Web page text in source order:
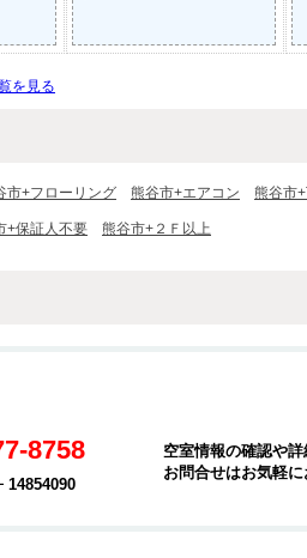
を見る
市+フローリング 熊谷市+エアコン 熊谷市
+保証人不要 熊谷市+２Ｆ以上
8758
14854090
空室情報の確認や
お問合せはお気軽に